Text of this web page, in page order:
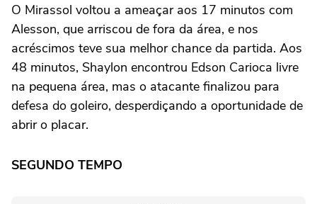
O Mirassol voltou a ameaçar aos 17 minutos com
Alesson, que arriscou de fora da área, e nos
acréscimos teve sua melhor chance da partida. Aos
48 minutos, Shaylon encontrou Edson Carioca livre
na pequena área, mas o atacante finalizou para
defesa do goleiro, desperdiçando a oportunidade de
abrir o placar.
SEGUNDO TEMPO